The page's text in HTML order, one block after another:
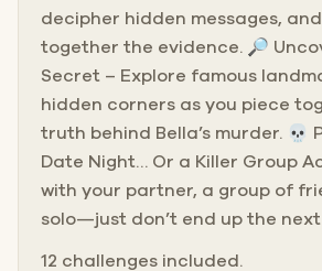
decipher hidden messages,
together the evidence. 🔎
Secret – Explore famous
hidden corners as you piece
truth behind Bella’s murder. 💀
Date Night… Or a Killer Group
with your partner, a group of
solo—just don’t end up the
12 challenges included.